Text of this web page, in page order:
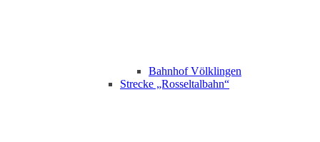
Bahnhof Völklingen
Strecke „Rosseltalbahn“